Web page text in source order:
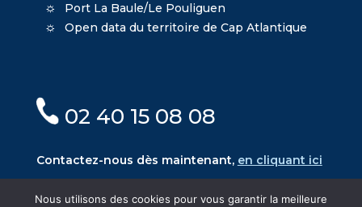
Port La Baule/Le Pouliguen
Open data du territoire de Cap Atlantique
02 40 15 08 08
Contactez-nous dès maintenant, en cliquant ici
Nous utilisons des cookies pour vous garantir la meilleure